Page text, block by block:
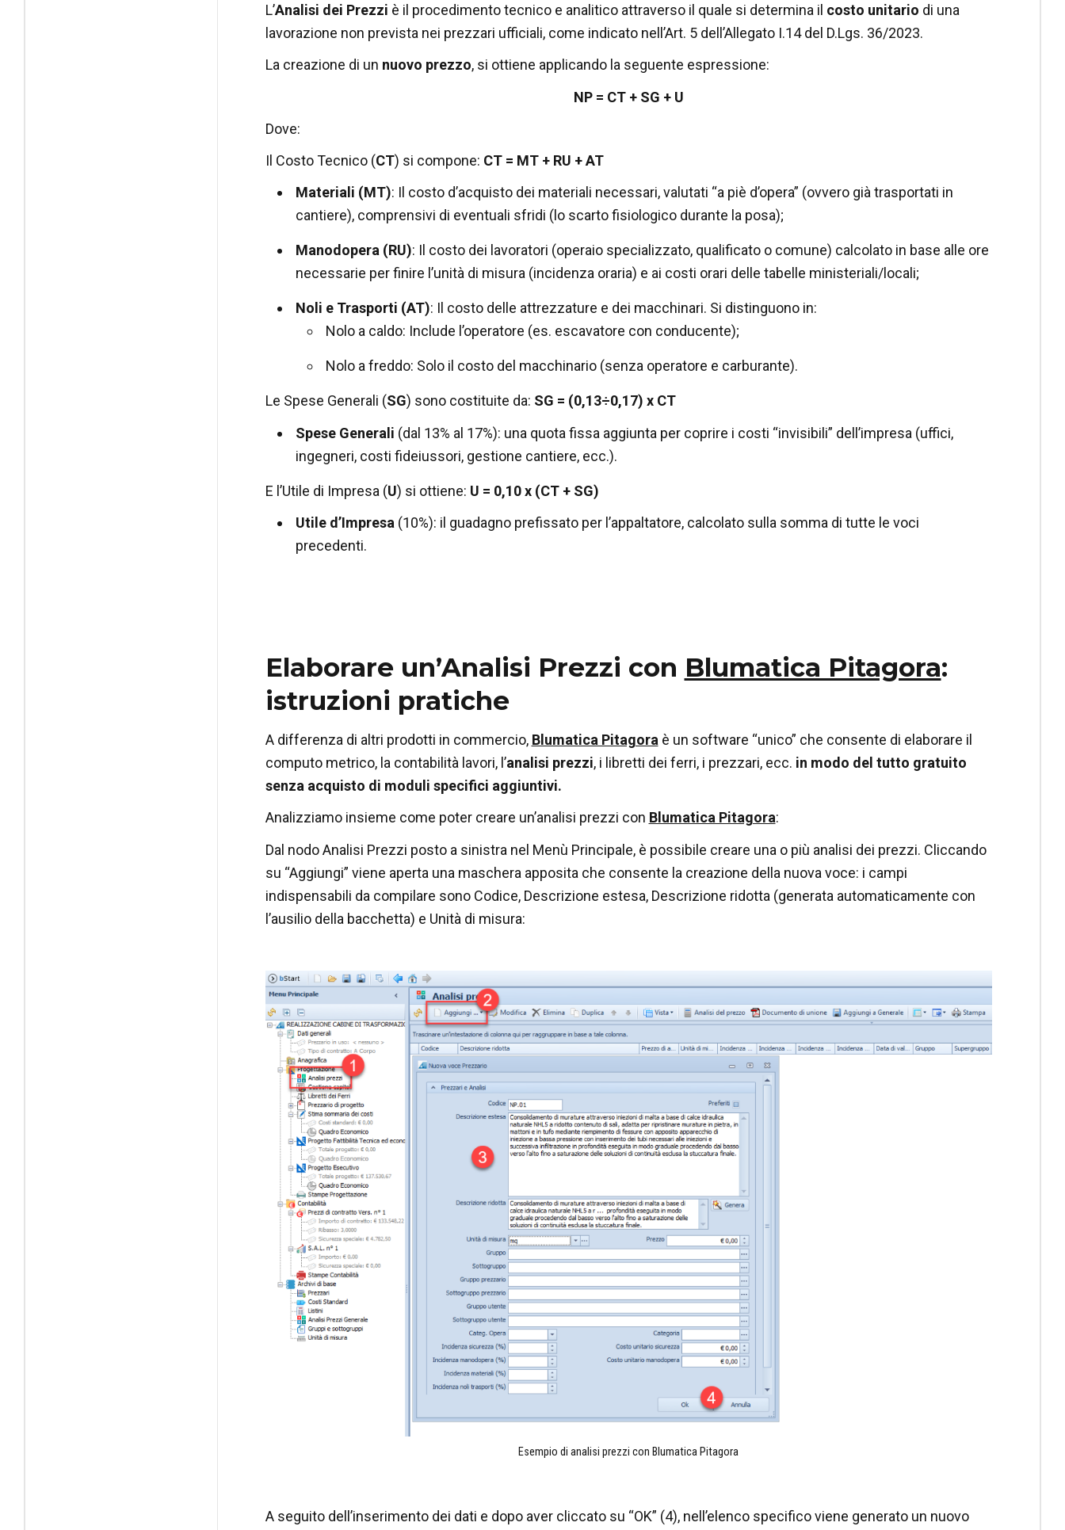
L’Analisi dei Prezzi è il procedimento tecnico e analitico attraverso il quale si determina il costo unitario di una
lavorazione non prevista nei prezzari ufficiali, come indicato nell’Art. 5 dell’Allegato I.14 del D.Lgs. 36/2023.
La creazione di un nuovo prezzo, si ottiene applicando la seguente espressione:
NP = CT + SG + U
Dove:
Il Costo Tecnico (CT) si compone: CT = MT + RU + AT
Materiali (MT): Il costo d’acquisto dei materiali necessari, valutati “a piè d’opera” (ovvero già trasportati in
cantiere), comprensivi di eventuali sfridi (lo scarto fisiologico durante la posa);
Manodopera (RU): Il costo dei lavoratori (operaio specializzato, qualificato o comune) calcolato in base alle ore
necessarie per finire l’unità di misura (incidenza oraria) e ai costi orari delle tabelle ministeriali/locali;
Noli e Trasporti (AT): Il costo delle attrezzature e dei macchinari. Si distinguono in:
Nolo a caldo: Include l’operatore (es. escavatore con conducente);
Nolo a freddo: Solo il costo del macchinario (senza operatore e carburante).
Le Spese Generali (SG) sono costituite da: SG = (0,13÷0,17) x CT
Spese Generali (dal 13% al 17%): una quota fissa aggiunta per coprire i costi “invisibili” dell’impresa (uffici,
ingegneri, costi fideiussori, gestione cantiere, ecc.).
E l’Utile di Impresa (U) si ottiene: U = 0,10 x (CT + SG)
Utile d’Impresa (10%): il guadagno prefissato per l’appaltatore, calcolato sulla somma di tutte le voci
precedenti.
Elaborare un’Analisi Prezzi con Blumatica Pitagora:
istruzioni pratiche
A differenza di altri prodotti in commercio, Blumatica Pitagora è un software “unico” che consente di elaborare il
computo metrico, la contabilità lavori, l’analisi prezzi, i libretti dei ferri, i prezzari, ecc. in modo del tutto gratuito
senza acquisto di moduli specifici aggiuntivi.
Analizziamo insieme come poter creare un’analisi prezzi con Blumatica Pitagora:
Dal nodo Analisi Prezzi posto a sinistra nel Menù Principale, è possibile creare una o più analisi dei prezzi. Cliccando
su “Aggiungi” viene aperta una maschera apposita che consente la creazione della nuova voce: i campi
indispensabili da compilare sono Codice, Descrizione estesa, Descrizione ridotta (generata automaticamente con
l’ausilio della bacchetta) e Unità di misura:
Esempio di analisi prezzi con Blumatica Pitagora
A seguito dell’inserimento dei dati e dopo aver cliccato su “OK” (4), nell’elenco specifico viene generato un nuovo